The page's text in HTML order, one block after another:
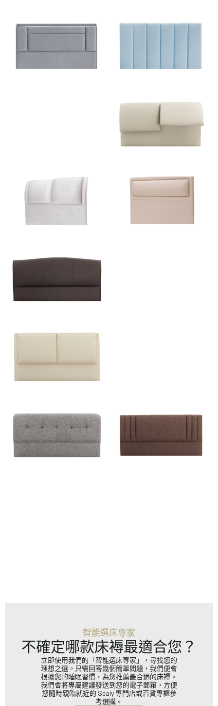
智能選床專家
不確定哪款床褥最適合您？
立即使用我們的「智能選床專家」，尋找您的
理想之選。只需回答幾個簡單問題，我們便會
根據您的睡眠習慣，為您推薦最合適的床褥。
我們會將專屬建議發送到您的電子郵箱，方便
您隨時親臨就近的 Sealy 專門店或百貨專櫃參
考選購。